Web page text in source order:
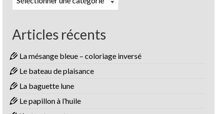
Articles récents
La mésange bleue – coloriage inversé
Le bateau de plaisance
La baguette lune
Le papillon à l’huile